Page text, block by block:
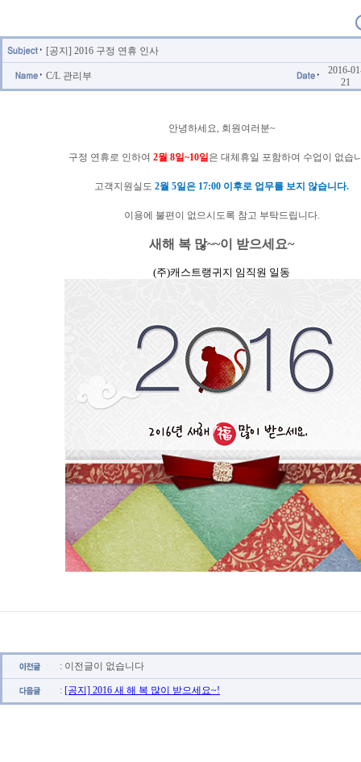
[공지] 2016 구정 연휴 인사
C/L 관리부
2016-
21
안녕하세요, 회원여러분~
구정 연휴로 인하여 2월 8일~10일은 대체휴일 포함하여 수업이 없습
고객지원실도 2월 5일은 17:00 이후로 업무를 보지 않습니다.
이용에 불편이 없으시도록 참고 부탁드립니다.
새해 복 많~~이 받으세요~
(주)캐스트랭귀지 임직원 일동
: 이전글이 없습니다
: [공지] 2016 새 해 복 많이 받으세요~!